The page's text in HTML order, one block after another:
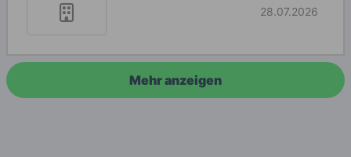
28.07.2026
Mehr anzeigen